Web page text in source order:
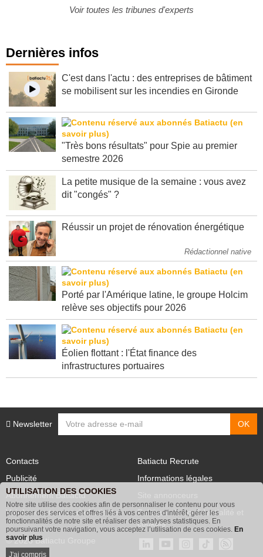
Voir toutes les tribunes d'experts
Dernières infos
C'est dans l'actu : des entreprises de bâtiment
se mobilisent sur les incendies en Gironde
"Très bons résultats" pour Spie au premier
semestre 2026
La petite musique de la semaine : vous avez
dit "congés" ?
Réussir un projet de rénovation énergétique
Rédactionnel native
Porté par l'Amérique latine, le groupe Holcim
relève ses objectifs pour 2026
Éolien flottant : l'État finance des
infrastructures portuaires
Newsletter
Contacts
Publicité
Abonnement Batiactu
Voir les contenus+ de Batiactu
Batiactu Recrute
Informations légales
Politique de confidentialité et
cookies
© 2026 Batiactu Groupe
UTILISATION DES COOKIES
Notre site utilise des cookies afin de personnaliser le contenu pour vous
proposer des services et offres liés à vos centres d'intérêt, gérer les
fonctionnalités de notre site et réaliser des analyses statistiques. En
poursuivant votre navigation, vous acceptez l’utilisation de ces cookies. En
savoir plus
J'ai compris